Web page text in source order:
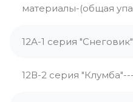
материалы-(общая
12А-1 серия
12В-2 серия